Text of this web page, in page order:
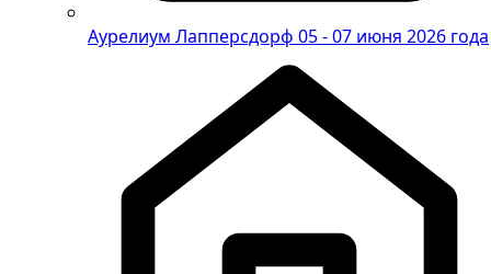
Аурелиум Лапперсдорф 05 - 07 июня 2026 года